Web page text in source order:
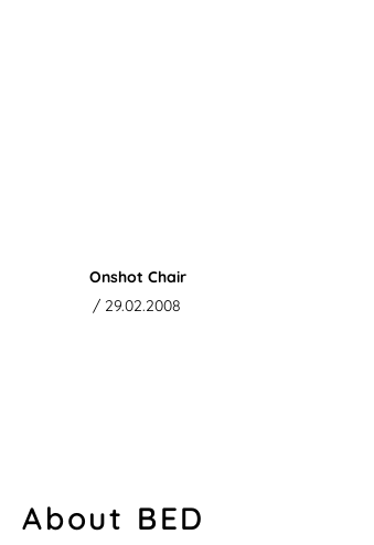
Onshot Chair
/ 29.02.2008
About BED